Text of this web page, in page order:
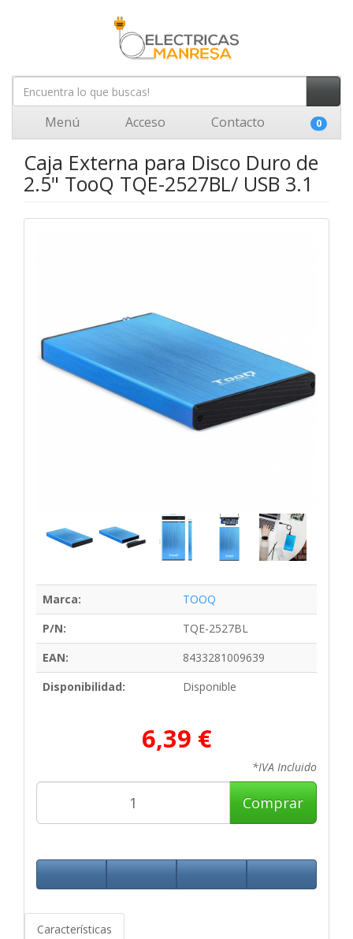
Menú Acceso Contacto 0
Caja Externa para Disco Duro de
2.5" TooQ TQE-2527BL/ USB 3.1
Marca:
TOOQ
P/N:
TQE-2527BL
EAN:
8433281009639
Disponibilidad:
Disponible
6,39 €
*IVA Incluido
Comprar
Características